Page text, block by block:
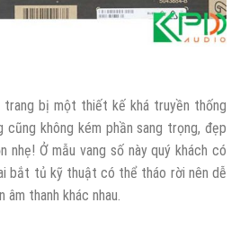
bị một thiết kế khá truyền thống
cũng không kém phần sang trọng, đẹp
nhẹ! Ở mẫu vang số này quý khách có
bắt tủ kỹ thuật có thể tháo rời nên dễ
âm thanh khác nhau.